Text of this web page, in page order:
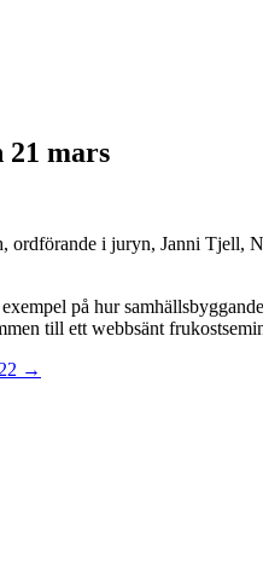
21 mars
ordförande i juryn, Janni
på hur
till ett webbsänt
→